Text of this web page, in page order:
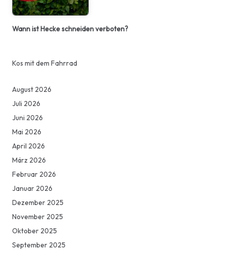
Wann ist Hecke schneiden verboten?
Kos mit dem Fahrrad
August 2026
Juli 2026
Juni 2026
Mai 2026
April 2026
März 2026
Februar 2026
Januar 2026
Dezember 2025
November 2025
Oktober 2025
September 2025